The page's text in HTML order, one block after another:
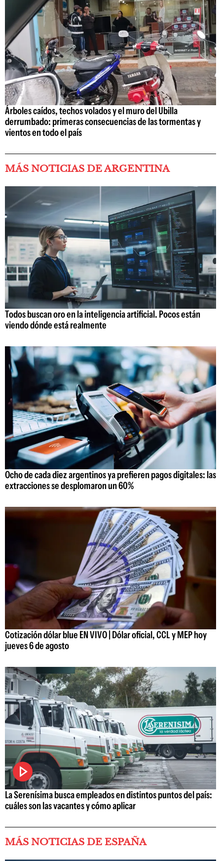
Árboles caídos, techos volados y el muro del Ubilla
derrumbado: primeras consecuencias de las tormentas y
vientos en todo el país
MÁS NOTICIAS DE ARGENTINA
Todos buscan oro en la inteligencia artificial. Pocos están
viendo dónde está realmente
Ocho de cada diez argentinos ya prefieren pagos digitales: las
extracciones se desplomaron un 60%
Cotización dólar blue EN VIVO | Dólar oficial, CCL y MEP hoy
jueves 6 de agosto
La Serenísima busca empleados en distintos puntos del país:
cuáles son las vacantes y cómo aplicar
MÁS NOTICIAS DE ESPAÑA